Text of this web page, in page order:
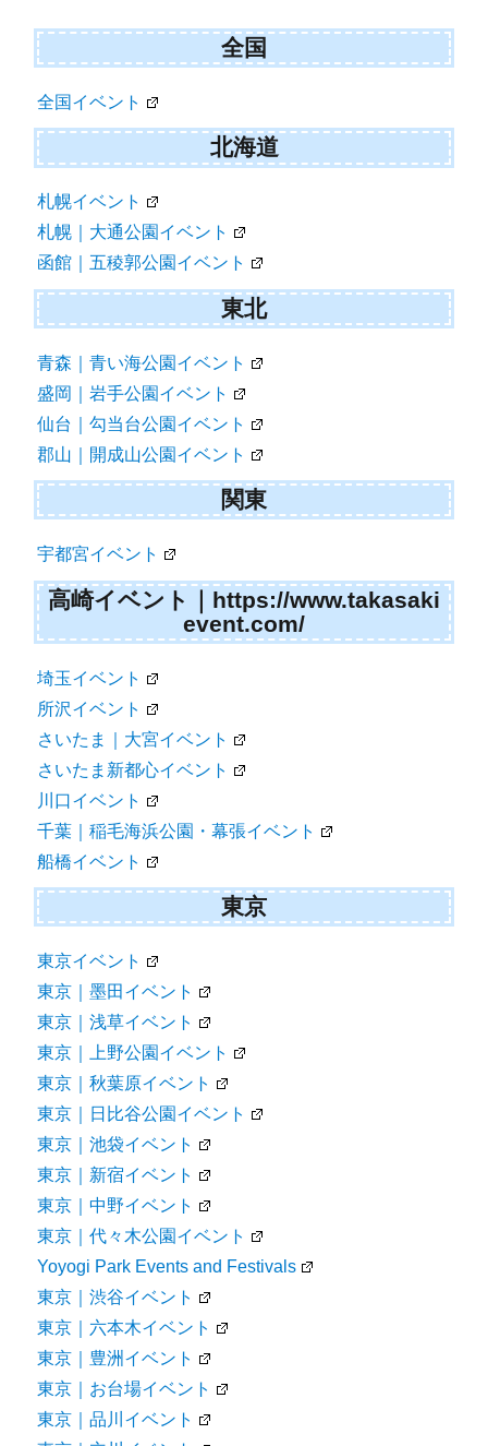
ョ
ン
全国
全国イベント
北海道
札幌イベント
札幌｜大通公園イベント
函館｜五稜郭公園イベント
東北
青森｜青い海公園イベント
盛岡｜岩手公園イベント
仙台｜勾当台公園イベント
郡山｜開成山公園イベント
関東
宇都宮イベント
高崎イベント｜https://www.takasaki
event.com/
埼玉イベント
所沢イベント
さいたま｜大宮イベント
さいたま新都心イベント
川口イベント
千葉｜稲毛海浜公園・幕張イベント
船橋イベント
東京
東京イベント
東京｜墨田イベント
東京｜浅草イベント
東京｜上野公園イベント
東京｜秋葉原イベント
東京｜日比谷公園イベント
東京｜池袋イベント
東京｜新宿イベント
東京｜中野イベント
東京｜代々木公園イベント
Yoyogi Park Events and Festivals
東京｜渋谷イベント
東京｜六本木イベント
東京｜豊洲イベント
東京｜お台場イベント
東京｜品川イベント